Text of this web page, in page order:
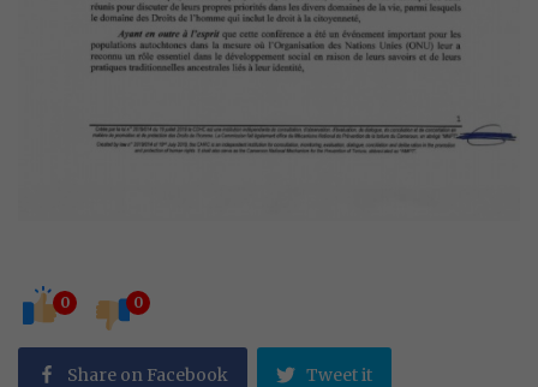
0 0
Share on Facebook Tweet it